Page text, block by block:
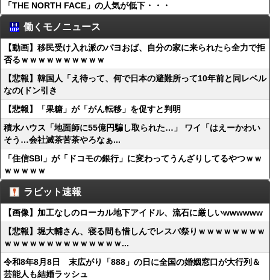
「THE NORTH FACE」の人気が低下・・・
働くモノニュース
【動画】移民受け入れ派のパヨおば、自分の家に来られたら全力で拒
否るｗｗｗｗｗｗｗｗｗｗ
【悲報】韓国人「え待って、何で日本の避難所って10年前と同レベル
なの(ドン引き
【悲報】「果糖」が「がん転移」を促すと判明
積水ハウス「地面師に55億円騙し取られた…」 ワイ「はえーかわい
そう…会社滅茶苦茶やろなぁ...
「住信SBI」が「ドコモの銀行」に変わってうんざりしてるやつｗｗ
ｗｗｗｗｗ
ラビット速報
【画像】加工なしのローカル地下アイドル、流石に厳しいwwwwww
【悲報】堀大輔さん、寝る間も惜しんでレスバ祭りｗｗｗｗｗｗｗｗ
ｗｗｗｗｗｗｗｗｗｗｗｗｗｗ...
令和8年8月8日 末広がり「888」の日に全国の婚姻窓口が大行列＆
芸能人も結婚ラッシュ